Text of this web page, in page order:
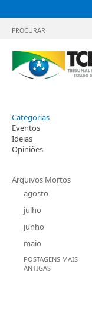
PROCURAR
Categorias
Eventos
Ideias
Opiniões
Arquivos Mortos
agosto
julho
junho
maio
POSTAGENS MAIS
ANTIGAS